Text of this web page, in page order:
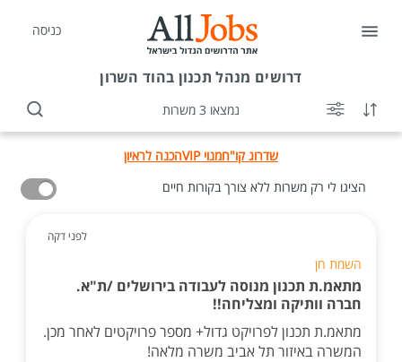
כניסה
דרושים מנהל תכנון בהוד השרון
נמצאו 3 משרות
שדרוג קו"חמנוי VIP
הכנה לראיון
הציגו לי רק משרות ללא צורך בקורות חיים
לפני דקה
השמת חן
מתאמ.ת תכנון מנוסה לעבודה בירושלים /ת"א.
חברה וותיקה ומצליחה!!
מתאמ.ת תכנון לפרויקט גדול+ מספר פרויקטים לאחר מכן.
המשרה באיזור תל אביב משרה מלאה!